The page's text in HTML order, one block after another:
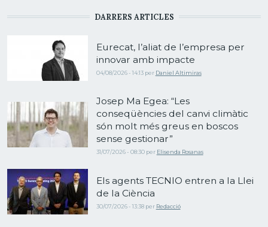
DARRERS ARTICLES
Eurecat, l’aliat de l’empresa per
innovar amb impacte
04/08/2026 - 14:13 per Daniel Altimiras
Josep Ma Egea: “Les
conseqüències del canvi climàtic
són molt més greus en boscos
sense gestionar”
31/07/2026 - 08:30 per Elisenda Rosanas
Els agents TECNIO entren a la Llei
de la Ciència
30/07/2026 - 13:38 per Redacció